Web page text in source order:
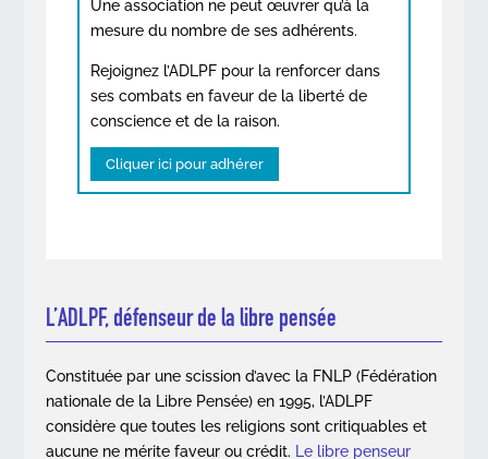
Une association ne peut œuvrer qu’à la
mesure du nombre de ses adhérents.
Rejoignez l’ADLPF pour la renforcer dans
ses combats en faveur de la liberté de
conscience et de la raison.
Cliquer ici pour adhérer
L’ADLPF, défenseur de la libre pensée
Constituée par une scission d’avec la FNLP (Fédération
nationale de la Libre Pensée) en 1995, l’ADLPF
considère que toutes les religions sont critiquables et
aucune ne mérite faveur ou crédit. Le libre penseur